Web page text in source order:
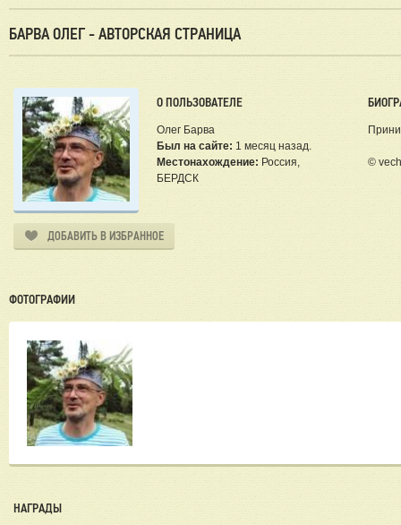
БАРВА ОЛЕГ - АВТОРСКАЯ СТРАНИЦА
О ПОЛЬЗОВАТЕЛЕ
Олег Барва
Был на сайте: 1 месяц назад.
Местонахождение: Россия,
БЕРДСК
ДОБАВИТЬ В ИЗБРАННОЕ
©
ФОТОГРАФИИ
НАГРАДЫ